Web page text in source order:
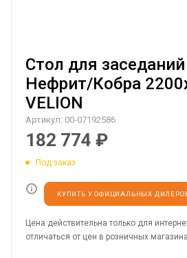
Стол для
Нефрит/Кобра
VELION
Артикул: 00-07192586
182 774 ₽
Под заказ
КУПИТЬ У ОФИЦИАЛЬНЫХ
Цена действительна только для
отличаться от цен в розничных